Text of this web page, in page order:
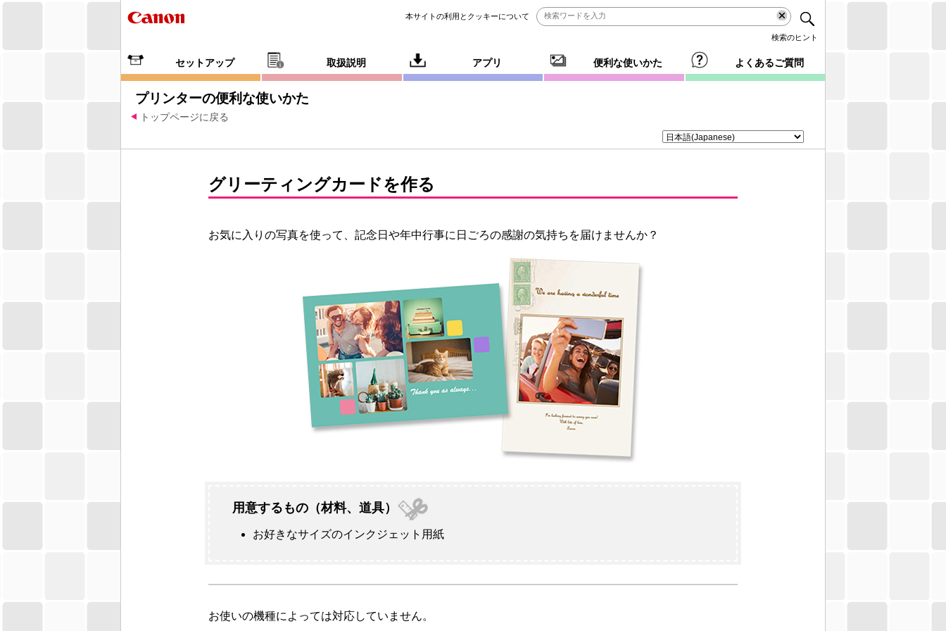
本サイトの利用とクッキーについて
検索のヒント
セットアップ 取扱説明 アプリ 便利な使いかた よくあるご質問
プリンターの便利な使いかた
トップページに戻る
グリーティングカードを作る
お気に入りの写真を使って、記念日や年中行事に日ごろの感謝の気持ちを届けませんか？
用意するもの（材料、道具）
お好きなサイズのインクジェット用紙
お使いの機種によっては対応していません。